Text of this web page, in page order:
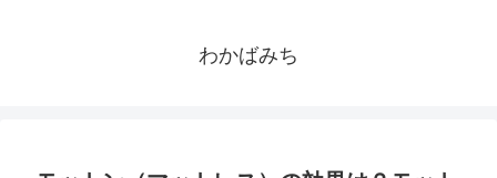
わかばみち